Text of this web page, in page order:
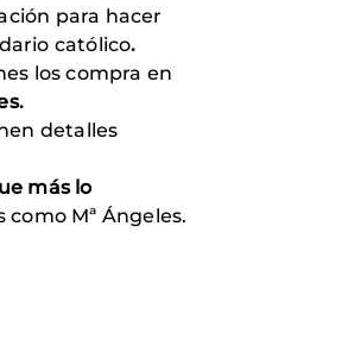
para hacer
católico.
los compra en
detalles
más lo
Mª Ángeles.